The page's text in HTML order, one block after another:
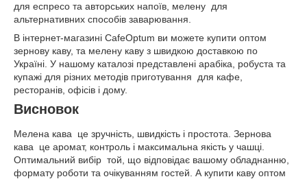
для еспресо та авторських напоїв, мелену для
альтернативних способів заварювання.
В інтернет-магазині CafeOptum ви можете купити оптом
зернову каву, та мелену каву з швидкою доставкою по
Україні. У нашому каталозі представлені арабіка, робуста та
купажі для різних методів приготування для кафе,
ресторанів, офісів і дому.
Висновок
Мелена кава це зручність, швидкість і простота. Зернова
кава це аромат, контроль і максимальна якість у чашці.
Оптимальний вибір той, що відповідає вашому обладнанню,
формату роботи та очікуванням гостей. А купити каву оптом